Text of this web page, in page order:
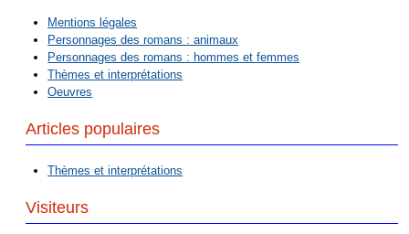
Mentions légales
Personnages des romans : animaux
Personnages des romans : hommes et femmes
Thèmes et interprétations
Oeuvres
Articles populaires
Thèmes et interprétations
Visiteurs